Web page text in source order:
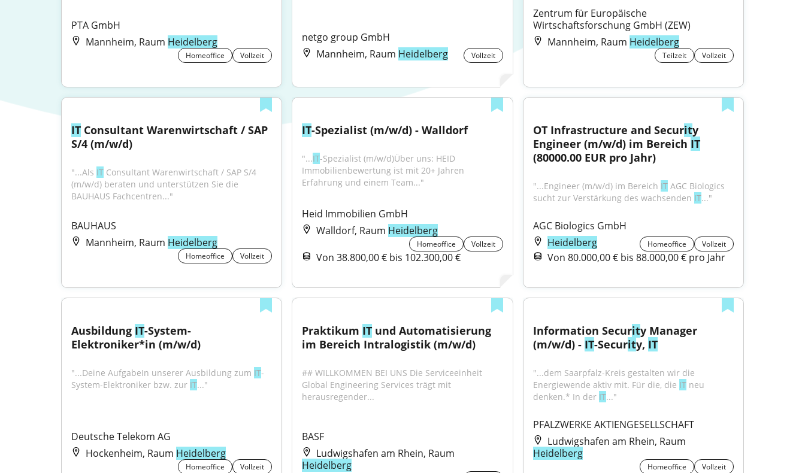
PTA GmbH
Mannheim, Raum Heidelberg
Homeoffice Vollzeit
netgo group GmbH
Mannheim, Raum Heidelberg Vollzeit
Zentrum für Europäische
Wirtschaftsforschung GmbH (ZEW)
Mannheim, Raum Heidelberg
Teilzeit Vollzeit
IT Consultant Warenwirtschaft / SAP
S/4 (m/w/d)
"...Als IT Consultant Warenwirtschaft / SAP S/4
(m/w/d) beraten und unterstützen Sie die
BAUHAUS Fachcentren..."
BAUHAUS
Mannheim, Raum Heidelberg
Homeoffice Vollzeit
IT-Spezialist (m/w/d) - Walldorf
"...IT-Spezialist (m/w/d)Über uns: HEID
Immobilienbewertung ist mit 20+ Jahren
Erfahrung und einem Team..."
Heid Immobilien GmbH
Walldorf, Raum Heidelberg
Homeoffice Vollzeit
Von 38.800,00 € bis 102.300,00 €
OT Infrastructure and Security
Engineer (m/w/d) im Bereich IT
(80000.00 EUR pro Jahr)
"...Engineer (m/w/d) im Bereich IT AGC Biologics
sucht zur Verstärkung des wachsenden IT..."
AGC Biologics GmbH
Heidelberg
Homeoffice Vollzeit
Von 80.000,00 € bis 88.000,00 € pro Jahr
Ausbildung IT-System-
Elektroniker*in (m/w/d)
"...Deine AufgabeIn unserer Ausbildung zum IT-
System-Elektroniker bzw. zur IT..."
Deutsche Telekom AG
Hockenheim, Raum Heidelberg
Homeoffice Vollzeit
Praktikum IT und Automatisierung
im Bereich Intralogistik (m/w/d)
## WILLKOMMEN BEI UNS Die Serviceeinheit
Global Engineering Services trägt mit
herausregender...
BASF
Ludwigshafen am Rhein, Raum
Heidelberg
Information Security Manager
(m/w/d) - IT-Security, IT
"...dem Saarpfalz-Kreis gestalten wir die
Energiewende aktiv mit. Für die, die IT neu
denken.* In der IT..."
PFALZWERKE AKTIENGESELLSCHAFT
Ludwigshafen am Rhein, Raum
Heidelberg
Homeoffice Vollzeit